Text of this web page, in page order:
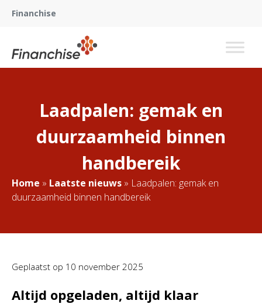
Financhise
Laadpalen: gemak en
duurzaamheid binnen
handbereik
Home » Laatste nieuws » Laadpalen: gemak en
duurzaamheid binnen handbereik
Geplaatst op 10 november 2025
Altijd opgeladen, altijd klaar